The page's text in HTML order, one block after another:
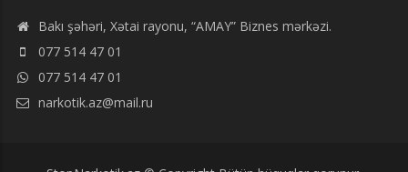
Bakı şəhəri, Xətai rayonu, “AMAY” Biznes mərkəzi.
077 514 47 01
077 514 47 01
narkotik.az@mail.ru